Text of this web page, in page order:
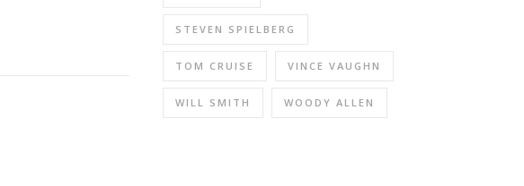
STEVEN SPIELBERG
TOM CRUISE VINCE VAUGHN
WILL SMITH WOODY ALLEN